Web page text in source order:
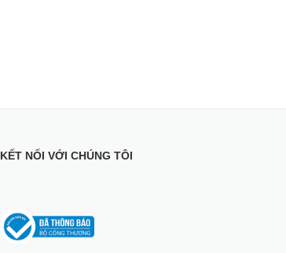
KẾT NỐI VỚI CHÚNG TÔI